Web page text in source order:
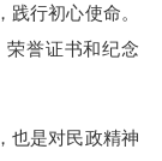
行初心使命。
荣誉证书和纪念
是对民政精神